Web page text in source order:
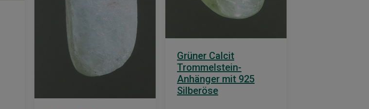
Grüner Calcit
Trommelstein-
Anhänger mit 925
Silberöse